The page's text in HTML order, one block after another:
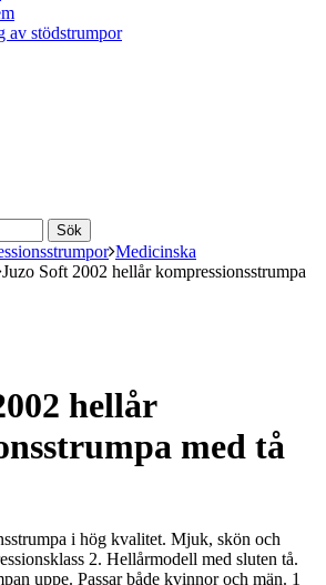
av stödstrumpor
Medicinska
Juzo Soft 2002 hellår kompressionsstrumpa
hellår
med tå
i hög kvalitet. Mjuk, skön och
2. Hellårmodell med sluten tå.
uppe. Passar både kvinnor och män. 1